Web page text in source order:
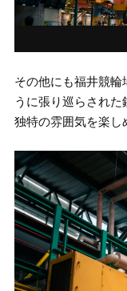
その他にも福井競輪
うに張り巡らされた
独特の雰囲気を楽し